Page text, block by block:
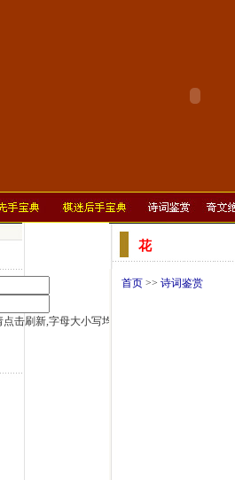
花
首页 >> 诗词鉴赏